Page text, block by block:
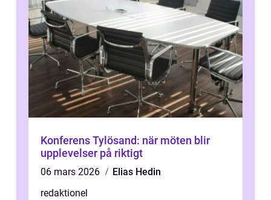
Konferens Tylösand: när möten blir
upplevelser på riktigt
06 mars 2026
Elias Hedin
redaktionel